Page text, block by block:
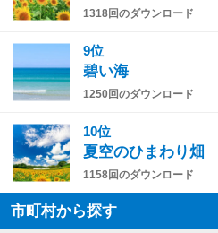
1318回のダウンロード
9位
碧い海
1250回のダウンロード
10位
夏空のひまわり畑
1158回のダウンロード
市町村から探す